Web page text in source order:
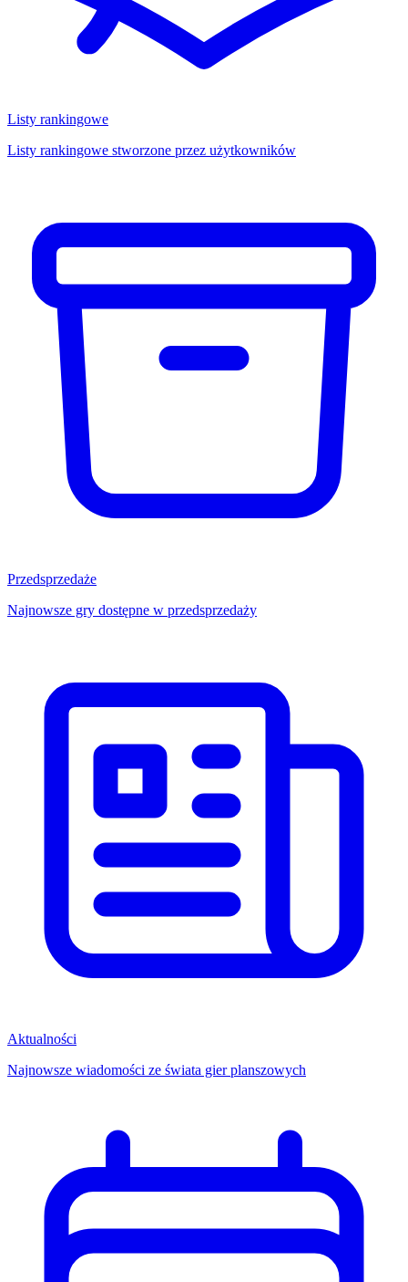
Listy rankingowe
Listy rankingowe stworzone przez użytkowników
Przedsprzedaże
Najnowsze gry dostępne w przedsprzedaży
Aktualności
Najnowsze wiadomości ze świata gier planszowych